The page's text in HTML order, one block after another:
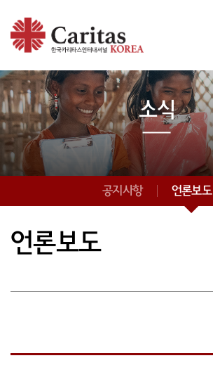
소식
공지사항 언론보도
언론보도